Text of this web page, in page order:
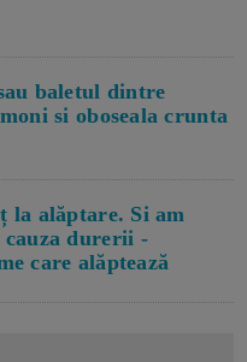
baletul dintre
si oboseala crunta
la alăptare. Si am
cauza durerii -
care alăptează